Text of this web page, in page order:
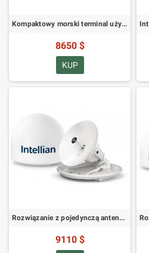
Kompaktowy morski terminal użytkownika Intellian OW10HM OS-OW10HF-B Half Duplex OneWeb
8650 $
KUP
Rozwiązanie z pojedynczą anteną Intellian OW50SL-Dac PS-OW50SP-S2
9110 $